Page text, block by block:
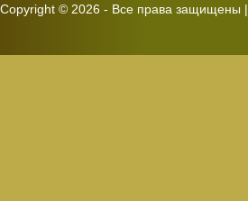
Copyright © 2026 - Все права защищены |